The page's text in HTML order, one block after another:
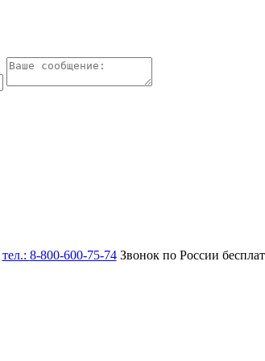
тел.: 8-800-600-75-74Звонок по России